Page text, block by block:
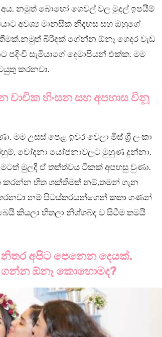
අය. නමුත් බොහෝ ගෙවල් වල මුදල් ඉපයීම්
අවශ්‍ය මානසික නිදහස සහ ඔහුගේ
බිරිඳක් ගේන්න ඕනෑ ගෙදර වැඩ
සැමියාගේ දෙමාපියන් එක්ක. මම
කරනවා.
හිංසන සහ අපහාස විනූ
උසස් පෙළ ඉවර වෙලා මිස් ශ්‍රී ලංකා
චෝදනා යෝජනාවලට මුහුණ දුන්නා.
මුලදී ඒ තත්ත්වය ටිකක් අපහසු වුණා.
කරන්න හිත ශක්තිමත් නම්,තමන් ගැන
නම් පිටස්තරයන්ගෙන් කතා ගණන්
කියලා හිතලා නිශ්ශබ්ද ව සිටීම තමයි
අපිට පෙනෙන දෙයක්.
ගන්න ඕනෑ කොහොමද?